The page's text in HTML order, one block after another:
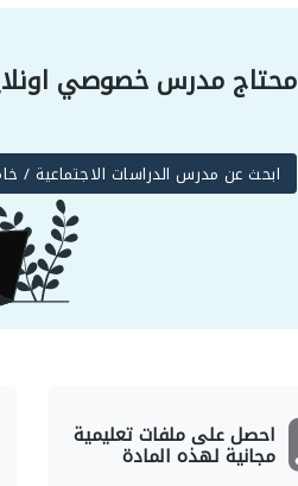
محتاج مدرس خصوصي
ابحث عن مدرس الدراسات الاجتماعية /
احصل على ملفات تعليمية
مجانية لهذه المادة